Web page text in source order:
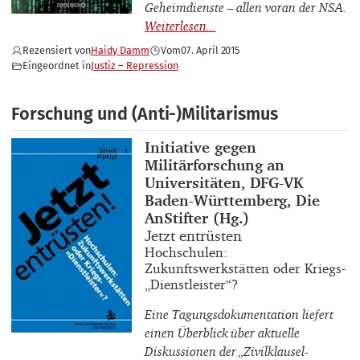
Geheimdienste – allen voran der NSA.
Rezensiert vonHaidy Damm Vom07. April 2015
Eingeordnet inJustiz – Repression
Forschung und (Anti-)Militarismus
Buchautor_innen
Initiative gegen
Militärforschung an
Universitäten, DFG-VK
Baden-Württemberg, Die
AnStifter (Hg.)
Buchtitel
Jetzt entrüsten
Buchuntertitel
Hochschulen:
Zukunftswerkstätten oder Kriegs-
„Dienstleister“?
Eine Tagungsdokumentation liefert
einen Überblick über aktuelle
Diskussionen der „Zivilklausel-